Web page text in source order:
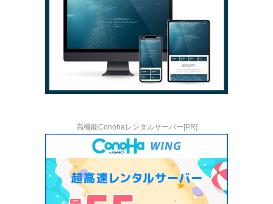
高機能Conohaレンタルサーバー[PR]